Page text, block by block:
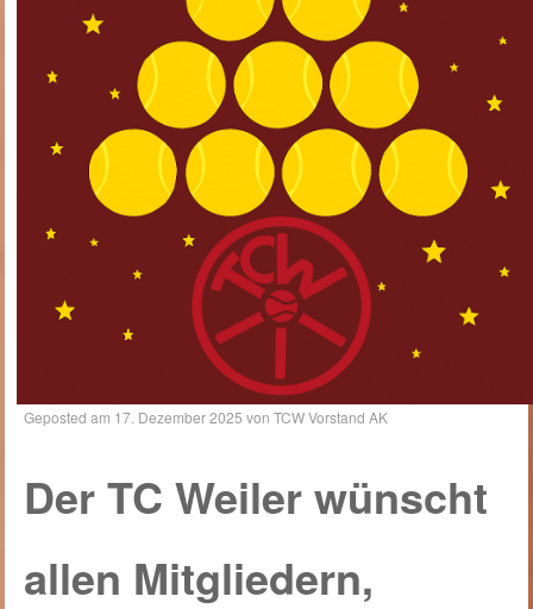
Geposted am 17. Dezember 2025 vonTCW Vorstand AK
Der TC Weiler wünscht
allen Mitgliedern,